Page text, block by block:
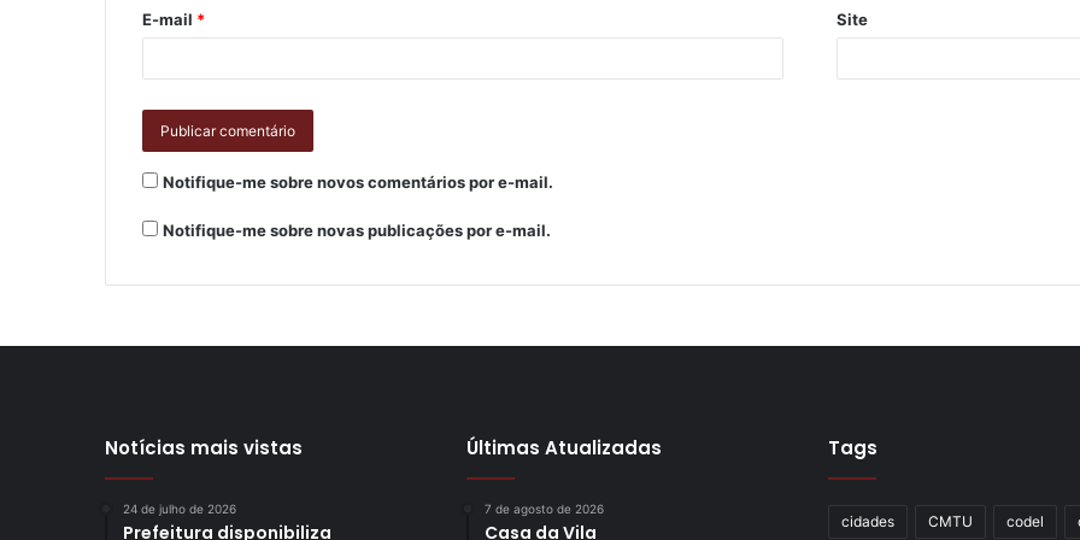
E-mail * Site
Notifique-me sobre novos comentários por e-mail.
Notifique-me sobre novas publicações por e-mail.
Notícias mais vistas
24 de julho de 2026
Prefeitura disponibiliza
Últimas Atualizadas
7 de agosto de 2026
Casa da Vila
Tags
cidades CMTU codel